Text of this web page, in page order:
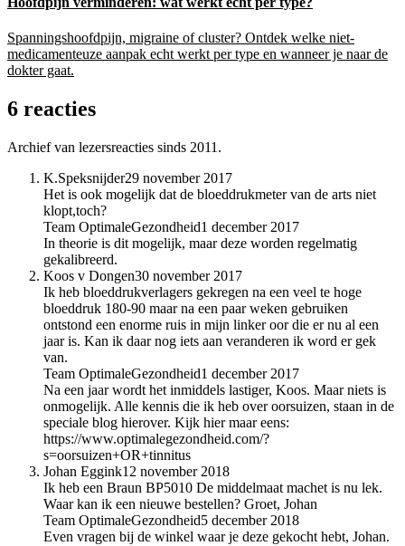
Spanningshoofdpijn, migraine of cluster? Ontdek welke niet-
medicamenteuze aanpak echt werkt per type en wanneer je naar de
dokter gaat.
6 reacties
Archief van lezersreacties sinds 2011.
K.Speksnijder29 november 2017
Het is ook mogelijk dat de bloeddrukmeter van de arts niet
klopt,toch?
Team OptimaleGezondheid1 december 2017
In theorie is dit mogelijk, maar deze worden regelmatig
gekalibreerd.
Koos v Dongen30 november 2017
Ik heb bloeddrukverlagers gekregen na een veel te hoge
bloeddruk 180-90 maar na een paar weken gebruiken
ontstond een enorme ruis in mijn linker oor die er nu al een
jaar is. Kan ik daar nog iets aan veranderen ik word er gek
van.
Team OptimaleGezondheid1 december 2017
Na een jaar wordt het inmiddels lastiger, Koos. Maar niets is
onmogelijk. Alle kennis die ik heb over oorsuizen, staan in de
speciale blog hierover. Kijk hier maar eens:
https://www.optimalegezondheid.com/?
s=oorsuizen+OR+tinnitus
Johan Eggink12 november 2018
Ik heb een Braun BP5010 De middelmaat machet is nu lek.
Waar kan ik een nieuwe bestellen? Groet, Johan
Team OptimaleGezondheid5 december 2018
Even vragen bij de winkel waar je deze gekocht hebt, Johan.